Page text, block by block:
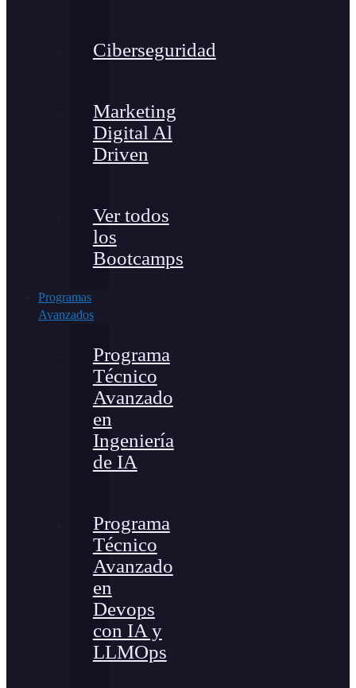
Ciberseguridad
Marketing
Digital Al
Driven
Ver todos
los
Bootcamps
Programas
Avanzados
Programa
Técnico
Avanzado
en
Ingeniería
de IA
Programa
Técnico
Avanzado
en
Devops
con IA y
LLMOps